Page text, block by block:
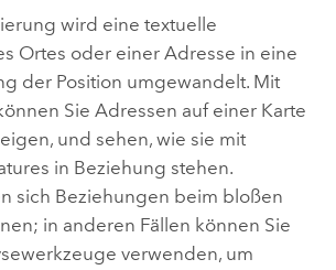
wird eine textuelle
Ortes oder einer Adresse in eine
der Position umgewandelt. Mit
Sie Adressen auf einer Karte
und sehen, wie sie mit
in Beziehung stehen.
sich Beziehungen beim bloßen
in anderen Fällen können Sie
verwenden, um